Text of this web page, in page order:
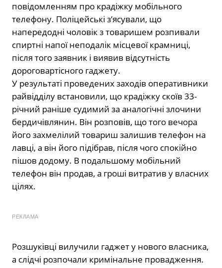
повідомленням про крадіжку мобільного
телефону. Поліцейські з’ясували, що
напередодні чоловік з товаришем розпивали
спиртні напої неподалік місцевої крамниці,
після того заявник і виявив відсутність
дороговартісного гаджету.
У результаті проведених заходів оперативники
райвідділу встановили, що крадіжку скоїв 33-
річний раніше судимий за аналогічні злочини
бердичівлянин. Він розповів, що того вечора
його захмелілий товариш залишив телефон на
лавці, а він його підібрав, після чого спокійно
пішов додому. В подальшому мобільний
телефон він продав, а гроші витратив у власних
цілях.
РЕКЛАМА
Розшуківці вилучили гаджет у нового власника,
а слідчі розпочали кримінальне провадження.